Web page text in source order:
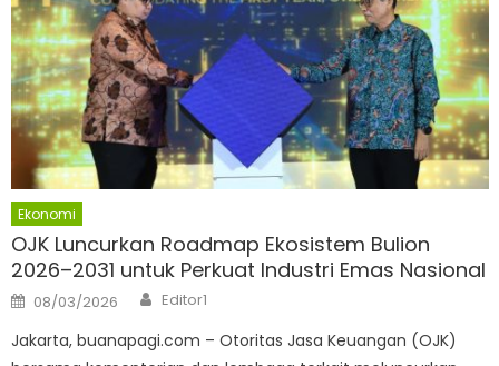
Ekonomi
OJK Luncurkan Roadmap Ekosistem Bulion
2026–2031 untuk Perkuat Industri Emas Nasional
Posted
on
08/03/2026 Author
Editor1
Jakarta, buanapagi.com – Otoritas Jasa Keuangan (OJK)